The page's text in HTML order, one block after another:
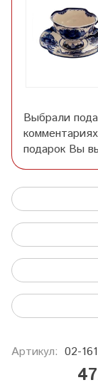
Выбрали
подарок Вы
Артикул: 02-161